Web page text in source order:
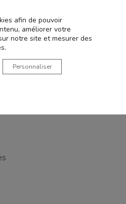
conseils et astuces
au
afin de pouvoir
améliorer votre
notre site et mesurer des
Personnaliser